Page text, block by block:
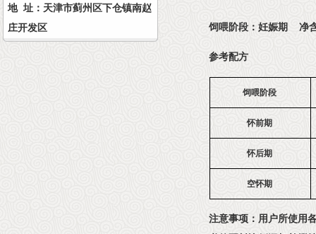
地 址：天津市蓟州区下仓镇南赵
庄开发区
饲喂阶段：妊娠期 净
参考配方
饲喂阶段
怀前期
怀后期
空怀期
注意事项：用户所使用